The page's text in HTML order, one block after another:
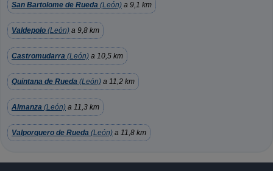
San Bartolome de Rueda (León) a 9,1 km
Valdepolo (León) a 9,8 km
Castromudarra (León) a 10,5 km
Quintana de Rueda (León) a 11,2 km
Almanza (León) a 11,3 km
Valporquero de Rueda (León) a 11,8 km